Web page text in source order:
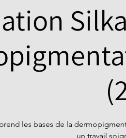
les bases de la
un travail